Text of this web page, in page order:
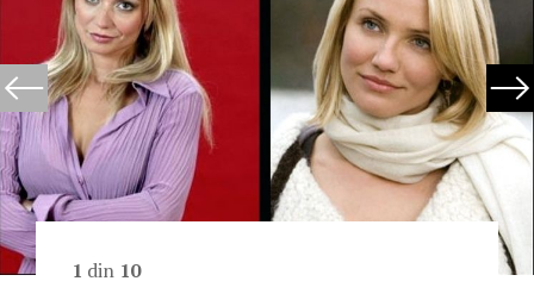
1 din 10